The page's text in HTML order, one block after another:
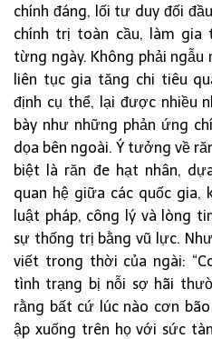
chính đáng, lối tư duy đối
chính trị toàn cầu, làm gia
từng ngày. Không phải
liên tục gia tăng chi tiêu
định cụ thể, lại được nhiều
bày như những phản ứng
dọa bên ngoài. Ý tưởng về
biệt là răn đe hạt nhân,
quan hệ giữa các quốc gia,
luật pháp, công lý và lòng
sự thống trị bằng vũ lực.
viết trong thời của ngài:
tình trạng bị nỗi sợ hãi
rằng bất cứ lúc nào cơn
ập xuống trên họ với sức